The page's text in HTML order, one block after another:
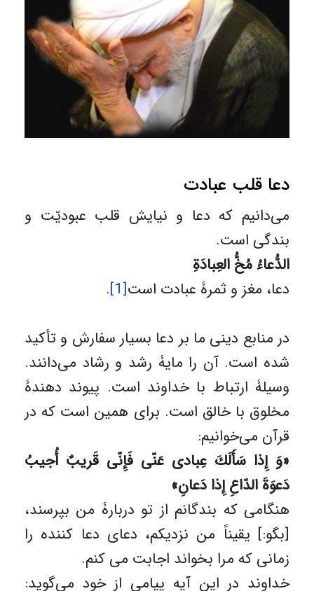
دعا قلب عبادت
می‌دانیم که دعا و نیایش قلب عبودیّت و
بندگی است.
الدُّعاءُ مُخُّ العِبادَةِ
دعا، مغز و ثمرۀ عبادت است[1]
.
در منابع دینی ما بر دعا بسیار سفارش و تأکید
شده است. آن را مایۀ رشد و رشاد می‌دانند.
وسیلۀ ارتباط با خداوند است. پیوند دهندۀ
مخلوق با خالق است. برای همین است که در
قرآن می‌خوانیم:
«وَ إِذا سَأَلَكَ عِبادی عَنّی فَإِنّی قَريبٌ أُجيبُ
دَعوَةَ الدّاعِ إِذا دَعانِ»
هنگامی که بندگانم از تو دربارۀ من بپرسند،
[بگو:] یقیناً من نزدیکم، دعای دعا کننده را
زمانی که مرا بخواند اجابت می کنم.
خداوند در این آیه پیامی از خود می‌گوید: